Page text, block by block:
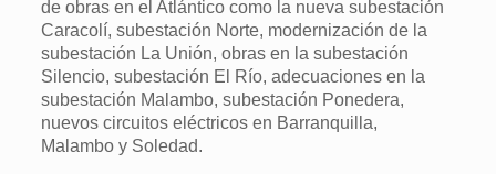
de obras en el Atlántico como la nueva subestación
Caracolí, subestación Norte, modernización de la
subestación La Unión, obras en la subestación
Silencio, subestación El Río, adecuaciones en la
subestación Malambo, subestación Ponedera,
nuevos circuitos eléctricos en Barranquilla,
Malambo y Soledad.